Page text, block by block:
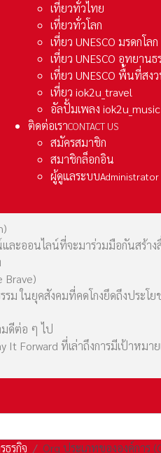
เที่ยวทั่วไทย
เที่ยวทั่วโลก
เที่ยว UNESCO มรดกโลก
เที่ยว UNESCO อุทยาน
เที่ยว UNESCO พื้นที่สง
เที่ยว iok2u_travel
อัลปั้มเพลง iok2u_music
ติดต่อเราCONTACT US
สมัครสมาชิก
สมาชิกล็อกอิน
ผู้ดูแลระบบAdministrator
ละออนไลน์ที่จะมาร่วมมือกันสร้า
Brave)
รม ในยุคสังคมที่คดโกงยึดถึงปร
มดีต่อ ๆ ไป
It Forward ที่เล่าถึงการมีเป้าห
ธุรกิจ Org ประเภทขององค์การ